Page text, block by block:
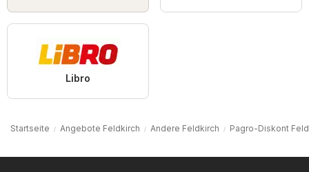
Libro
Startseite Angebote Feldkirch Andere Feldkirch Pagro-Diskont